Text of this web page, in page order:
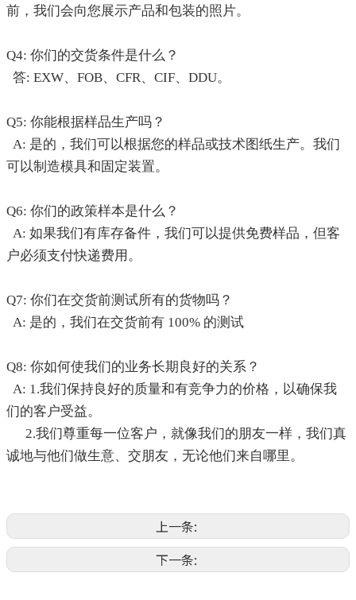
前，我们会向您展示产品和包装的照片。
Q4: 你们的交货条件是什么？
答: EXW、FOB、CFR、CIF、DDU。
Q5: 你能根据样品生产吗？
A: 是的，我们可以根据您的样品或技术图纸生产。我们
可以制造模具和固定装置。
Q6: 你们的政策样本是什么？
A: 如果我们有库存备件，我们可以提供免费样品，但客
户必须支付快递费用。
Q7: 你们在交货前测试所有的货物吗？
A: 是的，我们在交货前有 100% 的测试
Q8: 你如何使我们的业务长期良好的关系？
A: 1.我们保持良好的质量和有竞争力的价格，以确保我
们的客户受益。
2.我们尊重每一位客户，就像我们的朋友一样，我们真
诚地与他们做生意、交朋友，无论他们来自哪里。
上一条:
下一条: